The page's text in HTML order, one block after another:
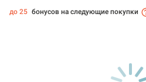
до 25 бонусов на следующие покупки